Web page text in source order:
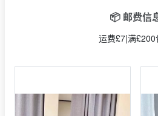
📦 邮费信
运费£7|满£200